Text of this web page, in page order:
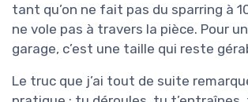
tant qu’on ne fait pas du sparring à
ne vole pas à travers la pièce. Pour
garage, c’est une taille qui reste
Le truc que j’ai tout de suite